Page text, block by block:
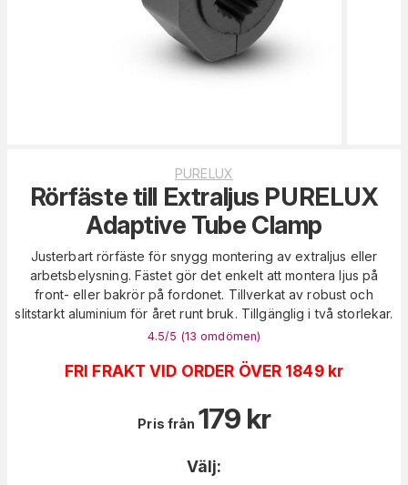
PURELUX
Rörfäste till Extraljus PURELUX
Adaptive Tube Clamp
Justerbart rörfäste för snygg montering av extraljus eller
arbetsbelysning. Fästet gör det enkelt att montera ljus på
front- eller bakrör på fordonet. Tillverkat av robust och
slitstarkt aluminium för året runt bruk. Tillgänglig i två storlekar.
4.5/5 (13 omdömen)
FRI FRAKT VID ORDER ÖVER 1849 kr
Pris från 179 kr
Välj: